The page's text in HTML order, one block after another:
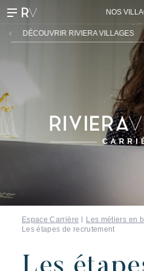
NOS
DÉCOUVRIR RIVIERA VILLAGES
Espace Carrière
Les métiers en
Les étapes de recrutement